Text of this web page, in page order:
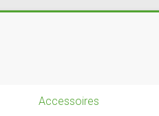
Accessoires